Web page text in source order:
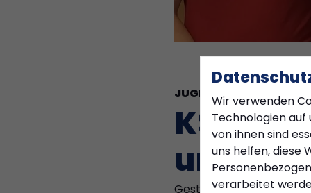
Wir verwenden
Technologien auf
von ihnen sind
uns helfen, diese
verarbeitet
JUGEND Mittwoch,
KSC-
und
Gestern besuchte eine